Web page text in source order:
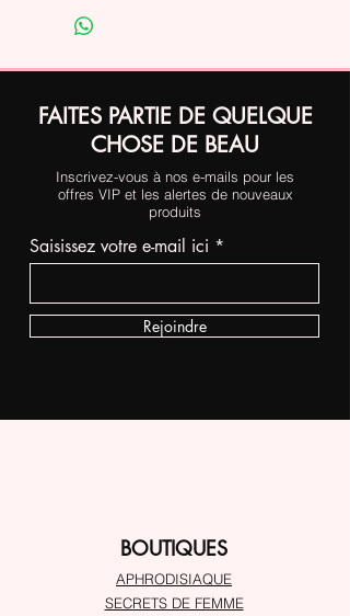
FAITES PARTIE DE QUELQUE
CHOSE DE BEAU
Inscrivez-vous à nos e-mails pour les
offres VIP et les alertes de nouveaux
produits
Saisissez votre e-mail ici
Rejoindre
BOUTIQUES
APHRODISIAQUE
SECRETS DE FEMME